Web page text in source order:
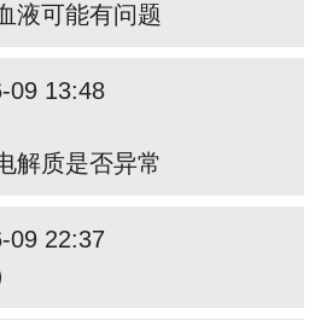
液可能有问题
09 13:48
解质是否异常
09 22:37